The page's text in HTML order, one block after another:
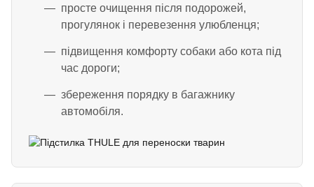
просте очищення після подорожей,
прогулянок і перевезення улюбленця;
підвищення комфорту собаки або кота під
час дороги;
збереження порядку в багажнику
автомобіля.